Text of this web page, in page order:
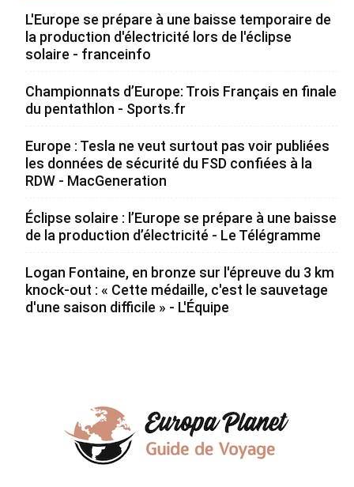
L'Europe se prépare à une baisse temporaire de
la production d'électricité lors de l'éclipse
solaire - franceinfo
Championnats d’Europe: Trois Français en finale
du pentathlon - Sports.fr
Europe : Tesla ne veut surtout pas voir publiées
les données de sécurité du FSD confiées à la
RDW - MacGeneration
Éclipse solaire : l’Europe se prépare à une baisse
de la production d’électricité - Le Télégramme
Logan Fontaine, en bronze sur l'épreuve du 3 km
knock-out : « Cette médaille, c'est le sauvetage
d'une saison difficile » - L'Équipe